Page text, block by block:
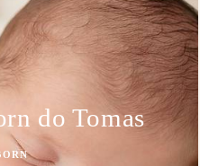
do Tomas